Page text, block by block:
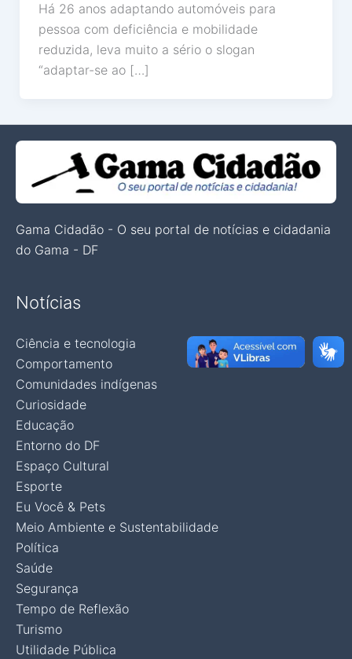
Há 26 anos adaptando automóveis para
pessoa com deficiência e mobilidade
reduzida, leva muito a sério o slogan
“adaptar-se ao […]
Gama Cidadão - O seu portal de notícias e cidadania
do Gama - DF
Notícias
Ciência e tecnologia
Comportamento
Comunidades indígenas
Curiosidade
Educação
Entorno do DF
Espaço Cultural
Esporte
Eu Você & Pets
Meio Ambiente e Sustentabilidade
Política
Saúde
Segurança
Tempo de Reflexão
Turismo
Utilidade Pública